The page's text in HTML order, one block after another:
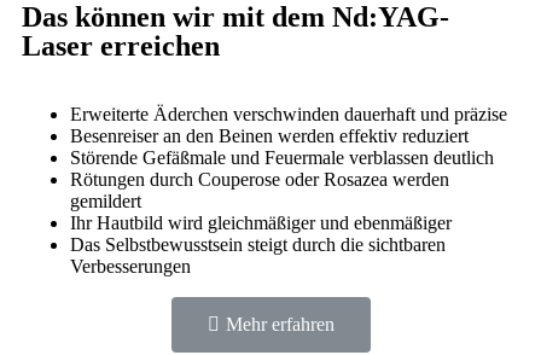
Das können wir mit dem Nd:YAG-
Laser erreichen
Erweiterte Äderchen verschwinden dauerhaft und präzise
Besenreiser an den Beinen werden effektiv reduziert
Störende Gefäßmale und Feuermale verblassen deutlich
Rötungen durch Couperose oder Rosazea werden
gemildert
Ihr Hautbild wird gleichmäßiger und ebenmäßiger
Das Selbstbewusstsein steigt durch die sichtbaren
Verbesserungen
Mehr erfahren